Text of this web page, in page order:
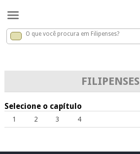
Filipenses x
O que você procura em Filipenses?
FILIPENSES
Selecione o capítulo
1 2 3 4